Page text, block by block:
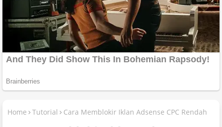
Home Tutorial Cara Memblokir Iklan Adsense CPC Rendah